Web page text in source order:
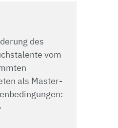
des
vom
als Master-